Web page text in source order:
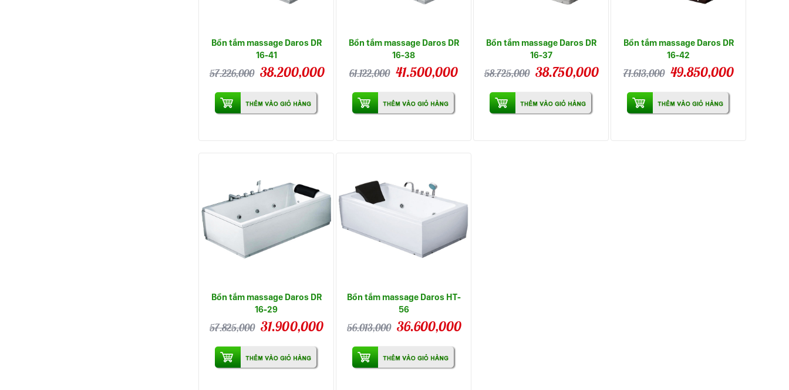
Bồn tắm massage Daros DR
16-41
57.226,000 38.200,000
Bồn tắm massage Daros DR
16-38
61.122,000 41.500,000
Bồn tắm massage Daros DR
16-37
58.725,000 38.750,000
Bồn tắm massage Daros DR
16-42
71.613,000 49.850,000
Bồn tắm massage Daros DR
16-29
57.825,000 31.900,000
Bồn tắm massage Daros HT-
56
56.013,000 36.600,000